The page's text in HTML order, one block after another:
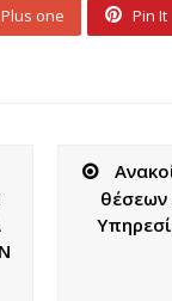
Plus one Pin It
θέσεων